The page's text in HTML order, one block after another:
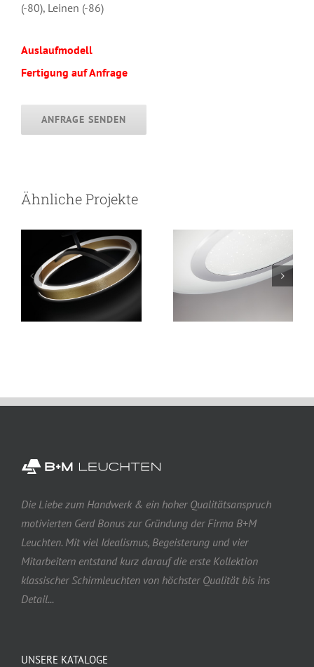
(-80), Leinen (-86)
Auslaufmodell
Fertigung auf Anfrage
ANFRAGE SENDEN
Ähnliche Projekte
Deckenleuchte
Die Liebe zum Handwerk & ein hoher Qualitätsanspruch
motivierten Gerd Bonus zur Gründung der Firma B+M
Leuchten. Mit viel Idealismus, Begeisterung und vier
Mitarbeitern entstand kurz darauf die erste Kollektion
klassischer Schirmleuchten von höchster Qualität bis ins
Detail...
UNSERE KATALOGE